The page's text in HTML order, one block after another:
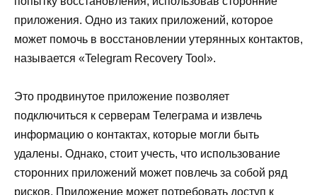
приложения. Одно из таких приложений, которое
может помочь в восстановлении утерянных контактов,
называется «Telegram Recovery Tool».
Это продвинутое приложение позволяет
подключиться к серверам Телеграма и извлечь
информацию о контактах, которые могли быть
удалены. Однако, стоит учесть, что использование
сторонних приложений может повлечь за собой ряд
рисков. Приложение может потребовать доступ к